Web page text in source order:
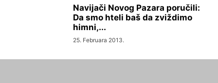
Navijači Novog Pazara poručili:
Da smo hteli baš da zviždimo
himni,...
25. Februara 2013.